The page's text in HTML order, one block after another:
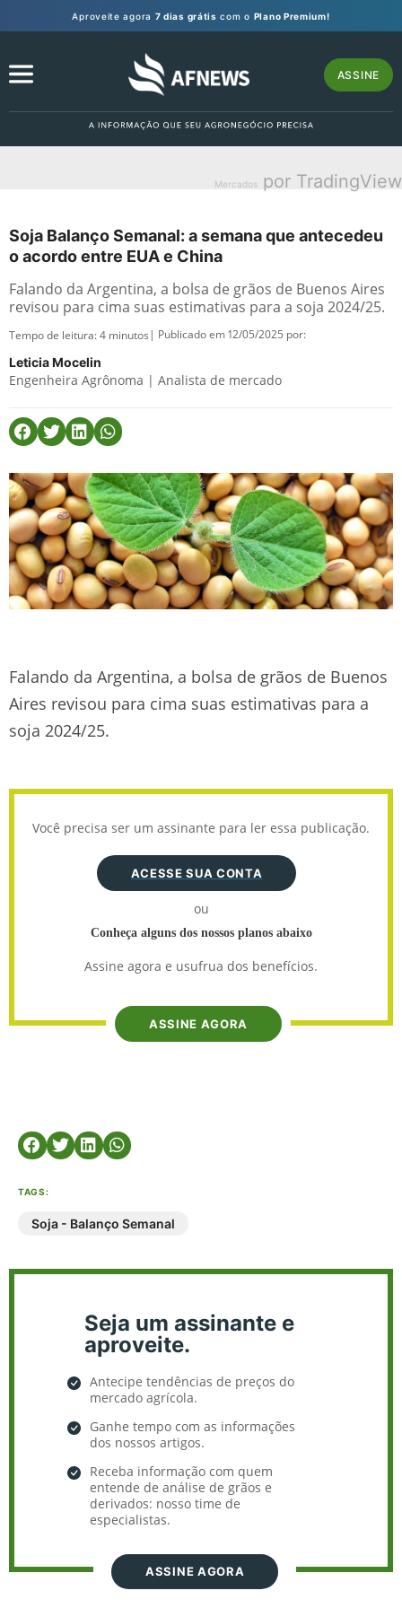
Aproveite agora 7 dias grátis com o Plano Premium!
ASSINE
Mercados por TradingView
Soja Balanço Semanal: a semana que antecedeu
o acordo entre EUA e China
Falando da Argentina, a bolsa de grãos de Buenos Aires
revisou para cima suas estimativas para a soja 2024/25.
Tempo de leitura:4 minutos | Publicado em 12/05/2025 por:
Leticia Mocelin
Engenheira Agrônoma | Analista de mercado
Falando da Argentina, a bolsa de grãos de Buenos
Aires revisou para cima suas estimativas para a
soja 2024/25.
Você precisa ser um assinante para ler essa publicação.
ACESSE SUA CONTA
ou
Conheça alguns dos nossos planos abaixo
Assine agora e usufrua dos benefícios.
ASSINE AGORA
TAGS:
Soja - Balanço Semanal
Seja um assinante e
aproveite.
Antecipe tendências de preços do
mercado agrícola.
Ganhe tempo com as informações
dos nossos artigos.
Receba informação com quem
entende de análise de grãos e
derivados: nosso time de
especialistas.
ASSINE AGORA